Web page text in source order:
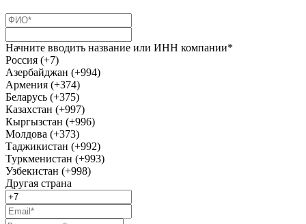
Начните вводить название или ИНН компании*
Россия (+7)
Азербайджан (+994)
Армения (+374)
Беларусь (+375)
Казахстан (+997)
Кыргызстан (+996)
Молдова (+373)
Таджикистан (+992)
Туркменистан (+993)
Узбекистан (+998)
Другая страна